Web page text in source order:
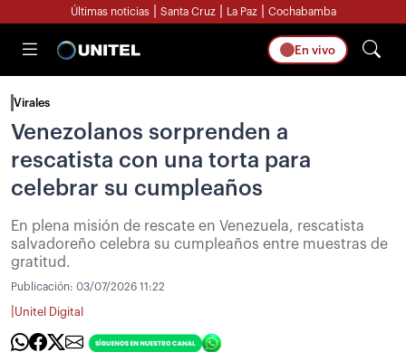
Últimas noticias Santa Cruz La Paz Cochabamba
En vivo
Virales
Venezolanos sorprenden a
rescatista con una torta para
celebrar su cumpleaños
En plena misión de rescate en Venezuela, rescatista
salvadoreño celebra su cumpleaños entre muestras de
gratitud.
Publicación: 03/07/2026 11:22
Unitel Digital